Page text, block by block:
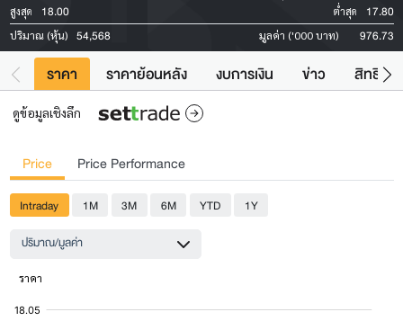
สูงสุด
18.00 ต่ำสุด 17.80
ปริมาณ (หุ้น) 54,568 มูลค่า ('000 บาท) 976.73
ราคา ราคาย้อนหลัง งบการเงิน ข่าว สิทธิปร
ดูข้อมูลเชิงลึก
Price Price Performance
Intraday 1M 3M 6M YTD
1Y
ปริมาณ/มูลค่า